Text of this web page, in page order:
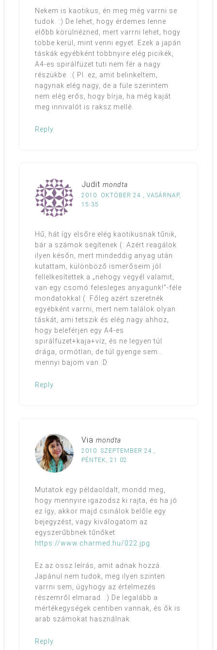
Nekem is kaotikus, én meg még varrni se
tudok. :) De lehet, hogy érdemes lenne
előbb körülnézned, mert varrni lehet, hogy
többe kerül, mint venni egyet. Ezek a japán
táskák egyébként többnyire elég picikék,
A4-es spirálfüzet tuti nem fér a nagy
részükbe. :( Pl. ez, amit belinkeltem,
nagynak elég nagy, de a füle szerintem
nem elég erős, hogy bírja, ha még kaját
meg innivalót is raksz mellé.
Reply
Judit mondta
2010. OKTÓBER 24., VASÁRNAP,
15:35
Hű, hát így elsőre elég kaotikusnak tűnik,
bár a számok segítenek (: Azért reagálok
ilyen későn, mert mindeddig anyag után
kutattam, különböző ismerőseim jól
fellelkesítettek a „nehogy vegyél valamit,
van egy csomó felesleges anyagunk!”-féle
mondatokkal (: Főleg azért szeretnék
egyébként varrni, mert nem találok olyan
táskát, ami tetszik és elég nagy ahhoz,
hogy beleférjen egy A4-es
spirálfüzet+kaja+víz, és ne legyen túl
drága, ormótlan, de túl gyenge sem…
mennyi bajom van :D
Reply
Via mondta
2010. SZEPTEMBER 24.,
PÉNTEK, 21:02
Mutatok egy példaoldalt, mondd meg,
hogy mennyire igazodsz ki rajta, és ha jó
ez így, akkor majd csinálok belőle egy
bejegyzést, vagy kiválogatom az
egyszerűbbnek tűnőket.
https://www.charmed.hu/022.jpg
Ez az össz leírás, amit adnak hozzá.
Japánul nem tudok, meg ilyen szinten
varrni sem, úgyhogy az értelmezés
részemről elmarad. :) De legalább a
mértékegységek centiben vannak, és ők is
arab számokat használnak.
Reply